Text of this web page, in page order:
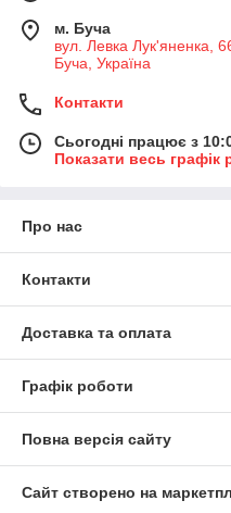
м. Буча
вул. Левка Лук'яненка,
Буча, Україна
Контакти
Сьогодні працює з
Показати весь графік
Про нас
Контакти
Доставка та оплата
Графік роботи
Повна версія сайту
Сайт створено на